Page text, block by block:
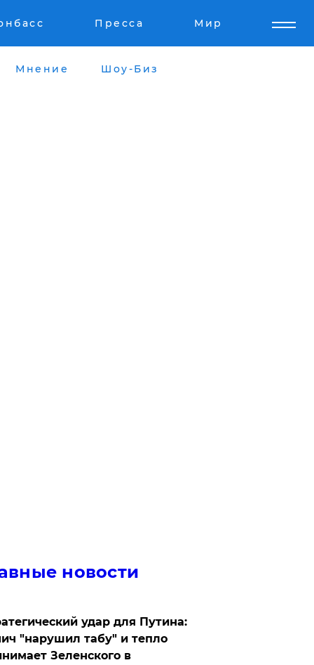
Пресса Мир
Мнение Шоу-Биз
новости
удар для Путина:
"нарушил табу" и тепло
Зеленского в